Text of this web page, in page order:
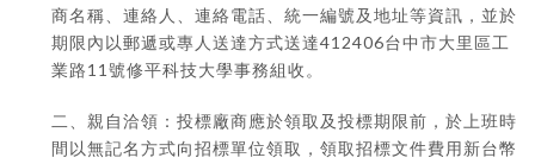
商名稱、連絡人、連絡電話、統一編號及地址等資訊，並於
期限內以郵遞或專人送達方式送達412406台中市大里區工
業路 11號修平科技大學事務組收。
二、親自洽領：投標廠商應於領取及投標期限前，於上班時
間以無記名方式向招標單位領取，領取招標文件費用新台幣